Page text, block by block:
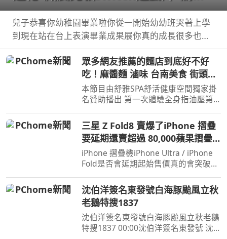
【Bobo TV】
兒子恭喜你幼稚園畢業啦你從一開始幼幼班哭著上學
到現在站在台上表演畢業成果展你真的成長很多也長
大了接下來你即將要上小學 ...
眾多網友推薦的麵店到底好不好
吃！麻醬麵 滷味 台南美食 街頭小
吃 美食 美食推薦 旅遊 fyp food
taiwanfood streetfood
本節目由舒雅SPA舒活健康空間獨家掛
名贊助播出 第一次體驗全身指油壓第
號 062985552 ...
三星 Z Fold8 賣爆了iPhone 摺疊
要延期還賣超過 80,000蘋果摺疊
大戰開打！
iPhone 摺疊機iPhone Ultra / iPhone
Fold是否會延期起始售價真的會突破台
Galaxy Z ...
沈伯洋簽名東發號白海豚颱風立秋
老鵝特搜1837
沈伯洋簽名東發號白海豚颱風立秋老鵝
特搜1837 00:00沈伯洋簽名東發號 沈